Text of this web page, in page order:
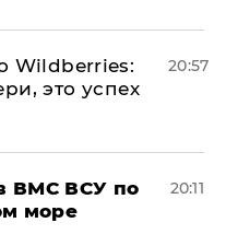
Wildberries:
это успех
20:57
ВМС ВСУ по
море
20:11